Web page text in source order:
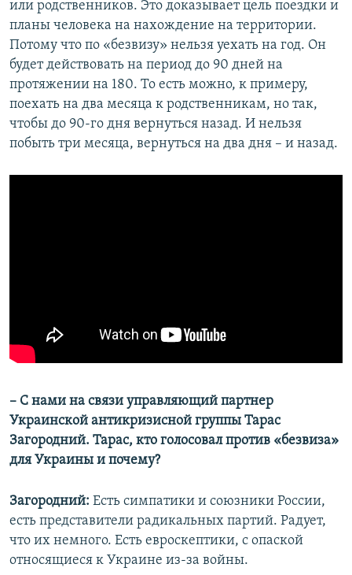
или родственников. Это доказывает цель поездки и
планы человека на нахождение на территории.
Потому что по «безвизу» нельзя уехать на год. Он
будет действовать на период до 90 дней на
протяжении на 180. То есть можно, к примеру,
поехать на два месяца к родственникам, но так,
чтобы до 90-го дня вернуться назад. И нельзя
побыть три месяца, вернуться на два дня – и назад.
– С нами на связи управляющий партнер
Украинской антикризисной группы Тарас
Загородний. Тарас, кто голосовал против «безвиза»
для Украины и почему?
Загородний: Есть симпатики и союзники России,
есть представители радикальных партий. Радует,
что их немного. Есть евроскептики, с опаской
относящиеся к Украине из-за войны.